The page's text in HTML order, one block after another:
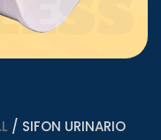
/ SIFON URINARIO